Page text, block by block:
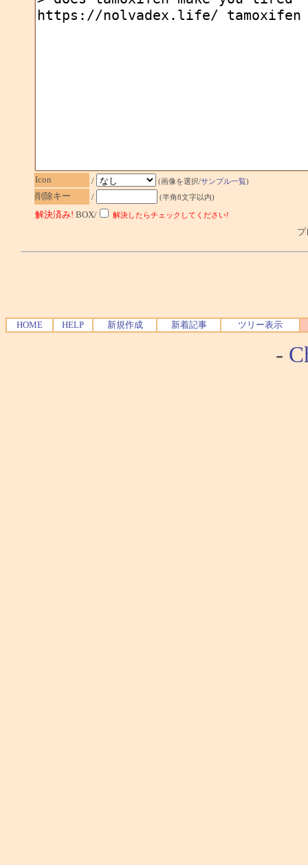
Icon / (画像を選択/サンプル一覧)
削除キー / (半角8文字以内)
解決済み! BOX/ 解決したらチェックしてください!
プ
HOME HELP 新規作成 新着記事 ツリー表示
-